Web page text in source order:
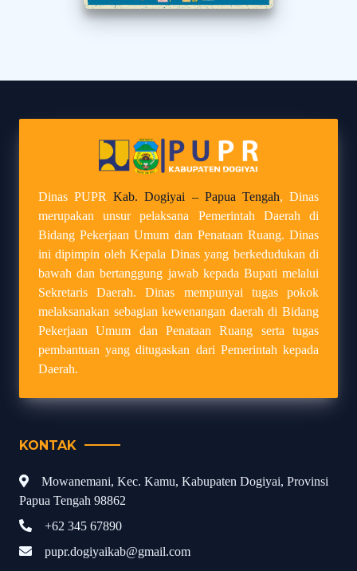
Dinas PUPRKab. Dogiyai – Papua Tengah, Dinas
merupakan unsur pelaksana Pemerintah Daerah di
Bidang Pekerjaan Umum dan Penataan Ruang. Dinas
ini dipimpin oleh Kepala Dinas yang berkedudukan di
bawah dan bertanggung jawab kepada Bupati melalui
Sekretaris Daerah. Dinas mempunyai tugas pokok
melaksanakan sebagian kewenangan daerah di Bidang
Pekerjaan Umum dan Penataan Ruang serta tugas
pembantuan yang ditugaskan dari Pemerintah kepada
Daerah.
KONTAK
Mowanemani, Kec. Kamu, Kabupaten Dogiyai, Provinsi
Papua Tengah 98862
+62 345 67890
pupr.dogiyaikab@gmail.com